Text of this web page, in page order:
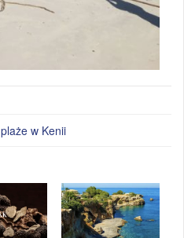
plaże w Kenii